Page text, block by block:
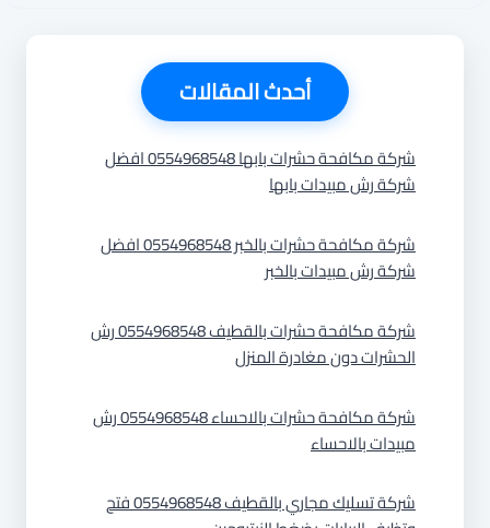
أحدث المقالات
شركة مكافحة حشرات بابها 0554968548 افضل
شركة رش مبيدات بابها
شركة مكافحة حشرات بالخبر 0554968548 افضل
شركة رش مبيدات بالخبر
شركة مكافحة حشرات بالقطيف 0554968548 رش
الحشرات دون مغادرة المنزل
شركة مكافحة حشرات بالاحساء 0554968548 رش
مبيدات بالاحساء
شركة تسليك مجاري بالقطيف 0554968548 فتح